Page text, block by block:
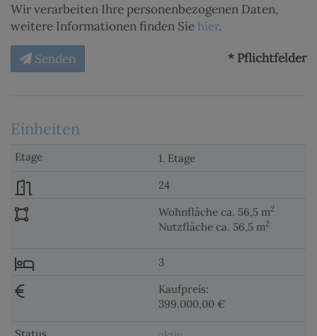
Wir verarbeiten Ihre personenbezogenen Daten,
weitere Informationen finden Sie hier.
Senden * Pflichtfelder
Einheiten
1. Etage
24
Wohnfläche ca. 56,5 m2
Nutzfläche ca. 56,5 m2
3
Kaufpreis:
399.000,00 €